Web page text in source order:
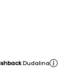
Dudalina